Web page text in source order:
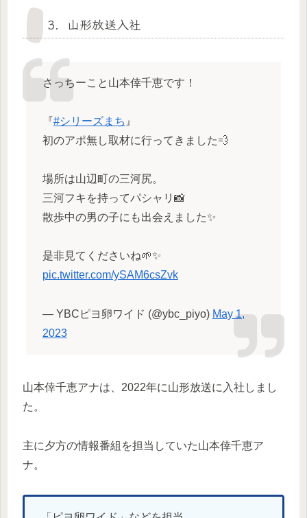
3．山形放送入社
さっちーこと山本倖千恵です！
『#シリーズまち 』
初のアポ無し取材に行ってきました💨
場所は山辺町の三河尻。
三河フキを持ってパシャリ📸
散歩中の男の子にも出会えました✨
是非見てくださいね🌱✨
pic.twitter.com/ySAM6csZvk
— YBCピヨ卵ワイド (@ybc_piyo) May 1,
2023
山本倖千恵アナは、2022年に山形放送に入社しまし
た。
主に夕方の情報番組を担当していた山本倖千恵ア
ナ。